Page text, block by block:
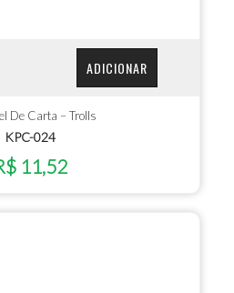
ADICIONAR
De Carta – Trolls
KPC-024
11,52